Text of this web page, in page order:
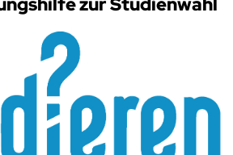
zur Studienwahl